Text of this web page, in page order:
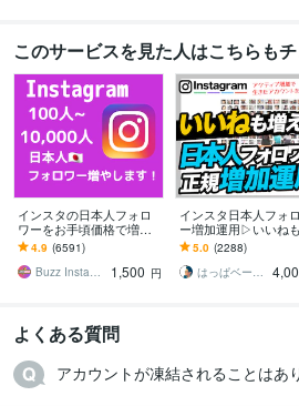
このサービスを見た人はこちらも
インスタの日本人フォロ
ワーをお手頃価格で増や
します インスタ日本人フ
ォロワー100人～【高品質
✨お手頃価格❗】
4.9 (6591)
Buzz Insta【SNSマーケ】
1,500 円
インスタ日本人フォ
ー増加運用▷いいねも
えます ▶︎「数」＋「本
物」の増加▷当店独自
クティブフォロワー増
5.0 (2288)
はっぱベース by santa
よくある質問
アカウントが凍結されることはあ